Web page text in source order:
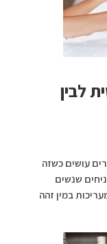
לבין
עושים כשזה
שנשים
במין זהה